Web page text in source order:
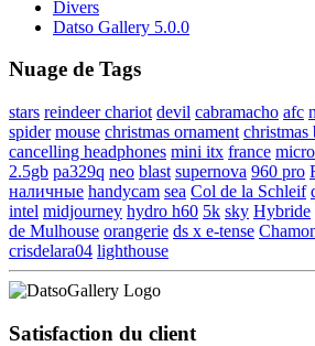
Divers
Datso Gallery 5.0.0
Nuage de Tags
stars reindeer chariot devil cabramacho afc
spider mouse christmas ornament christmas
cancelling headphones mini itx france
2.5gb pa329q neo blast supernova 960 pro
наличные handycam sea Col de la Schleif
intel midjourney hydro h60 5k sky Hybride
de Mulhouse orangerie ds x e-tense
crisdelara04 lighthouse
Satisfaction du client